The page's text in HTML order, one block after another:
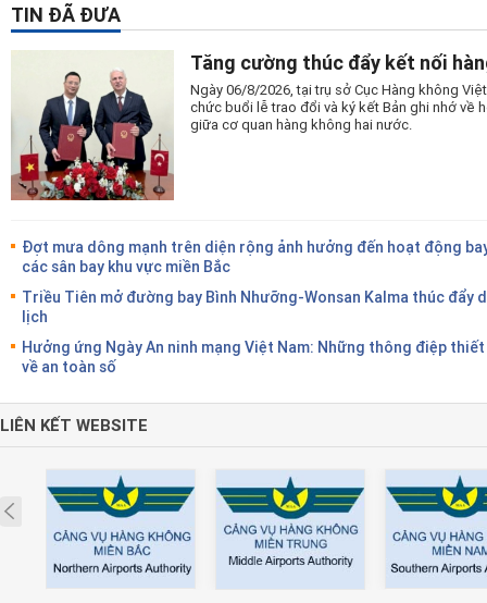
TIN ĐÃ ĐƯA
Tăng cường thúc đẩy kết nối
Ngày 06/8/2026, tại trụ sở Cục Hàng không
chức buổi lễ trao đổi và ký kết Bản ghi nhớ về
giữa cơ quan hàng không hai nước.
Đợt mưa dông mạnh trên diện rộng ảnh hưởng đến hoạt động
các sân bay khu vực miền Bắc
Triều Tiên mở đường bay Bình Nhưỡng-Wonsan Kalma thúc đẩy
lịch
Hưởng ứng Ngày An ninh mạng Việt Nam: Những thông điệp
về an toàn số
LIÊN KẾT WEBSITE
Prev